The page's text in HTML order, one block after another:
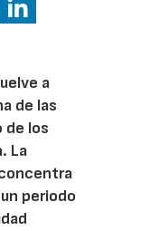
a
de las
de los
La
periodo